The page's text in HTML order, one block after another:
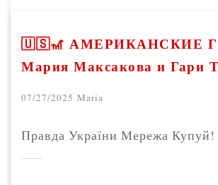
🇺🇸🎢 АМЕРИКАНСКИЕ
Мария Максакова и Гари
07/27/2025 Maria
Правда України Мережа Купуй!